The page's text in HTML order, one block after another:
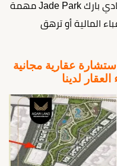
تجعل من امتلاك وحدة فاخرة داخل جادي بارك Jade Park مهمة
المالية أو ترهق
عقارية مجانية
لدينا